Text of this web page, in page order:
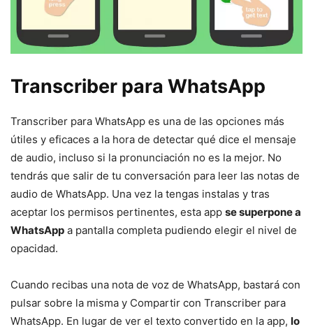
Transcriber para WhatsApp
Transcriber para WhatsApp es una de las opciones más
útiles y eficaces a la hora de detectar qué dice el mensaje
de audio, incluso si la pronunciación no es la mejor. No
tendrás que salir de tu conversación para leer las notas de
audio de WhatsApp. Una vez la tengas instalas y tras
aceptar los permisos pertinentes, esta app se superpone a
WhatsApp a pantalla completa pudiendo elegir el nivel de
opacidad.
Cuando recibas una nota de voz de WhatsApp, bastará con
pulsar sobre la misma y Compartir con Transcriber para
WhatsApp. En lugar de ver el texto convertido en la app, lo